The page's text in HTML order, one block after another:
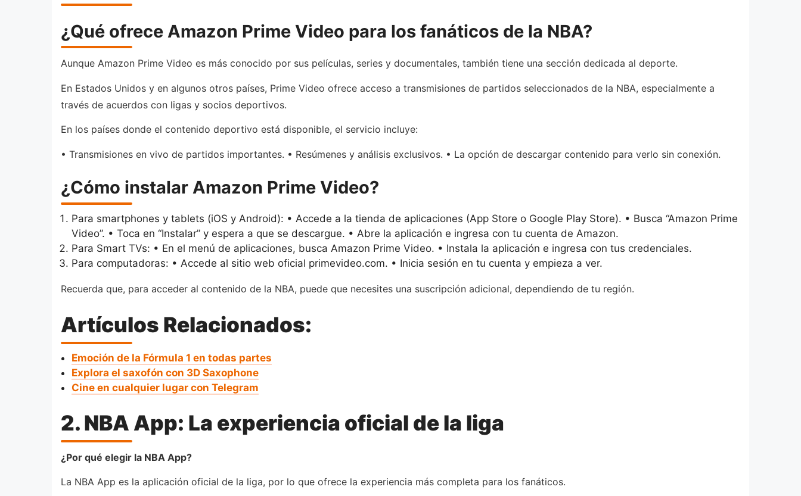
¿Qué ofrece Amazon Prime Video para los fanáticos de la NBA?
Aunque Amazon Prime Video es más conocido por sus películas, series y documentales, también tiene una sección dedicada al deporte.
En Estados Unidos y en algunos otros países, Prime Video ofrece acceso a transmisiones de partidos seleccionados de la NBA, especialmente a
través de acuerdos con ligas y socios deportivos.
En los países donde el contenido deportivo está disponible, el servicio incluye:
• Transmisiones en vivo de partidos importantes. • Resúmenes y análisis exclusivos. • La opción de descargar contenido para verlo sin conexión.
¿Cómo instalar Amazon Prime Video?
Para smartphones y tablets (iOS y Android): • Accede a la tienda de aplicaciones (App Store o Google Play Store). • Busca “Amazon Prime
Video”. • Toca en “Instalar” y espera a que se descargue. • Abre la aplicación e ingresa con tu cuenta de Amazon.
Para Smart TVs: • En el menú de aplicaciones, busca Amazon Prime Video. • Instala la aplicación e ingresa con tus credenciales.
Para computadoras: • Accede al sitio web oficial primevideo.com. • Inicia sesión en tu cuenta y empieza a ver.
Recuerda que, para acceder al contenido de la NBA, puede que necesites una suscripción adicional, dependiendo de tu región.
Artículos Relacionados:
Emoción de la Fórmula 1 en todas partes
Explora el saxofón con 3D Saxophone
Cine en cualquier lugar con Telegram
2. NBA App: La experiencia oficial de la liga
¿Por qué elegir la NBA App?
La NBA App es la aplicación oficial de la liga, por lo que ofrece la experiencia más completa para los fanáticos.